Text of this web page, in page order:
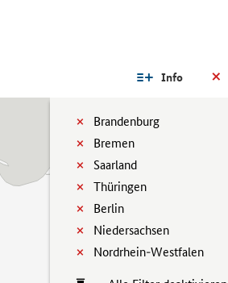
Info
Brandenburg
Bremen
Saarland
Thüringen
Berlin
Niedersachsen
Nordrhein-Westfalen